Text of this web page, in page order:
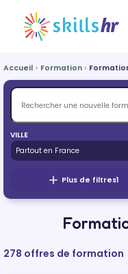
Accueil Formation
VILLE
Plus de filtres1
278 offres de formation